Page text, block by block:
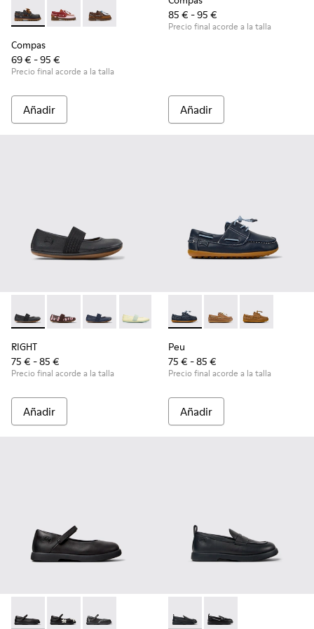
Compas - K800416-001 - Zapatos náuticos de piel azules
Compas - K800416-008 - Zapatos náuticos de piel
Compas - K800416-007 - Náuticos de piel
Compas
69 € - 95 €
Precio final acorde a la talla
Añadir
85 € - 95 €
Precio final acorde a la talla
Añadir
RIGHT - 80025-053 - Bailarinas de piel negras para niños.
RIGHT - 80025-160
RIGHT - 80025-116
RIGHT - 80025-109
RIGHT - 80025-030
RIGHT
75 € - 85 €
Precio final acorde a la talla
Añadir
Peu - K800689-002 -
Peu - K800689-004
Peu -
Peu
75 € - 85 €
Precio final acorde a la talla
Añadir
Duet - K800549-003 - Bailarinas de piel negras para niños.
Duet - K800549-006
Duet - K800549-001Duet - K800609-001 -
Duet - K800609-003